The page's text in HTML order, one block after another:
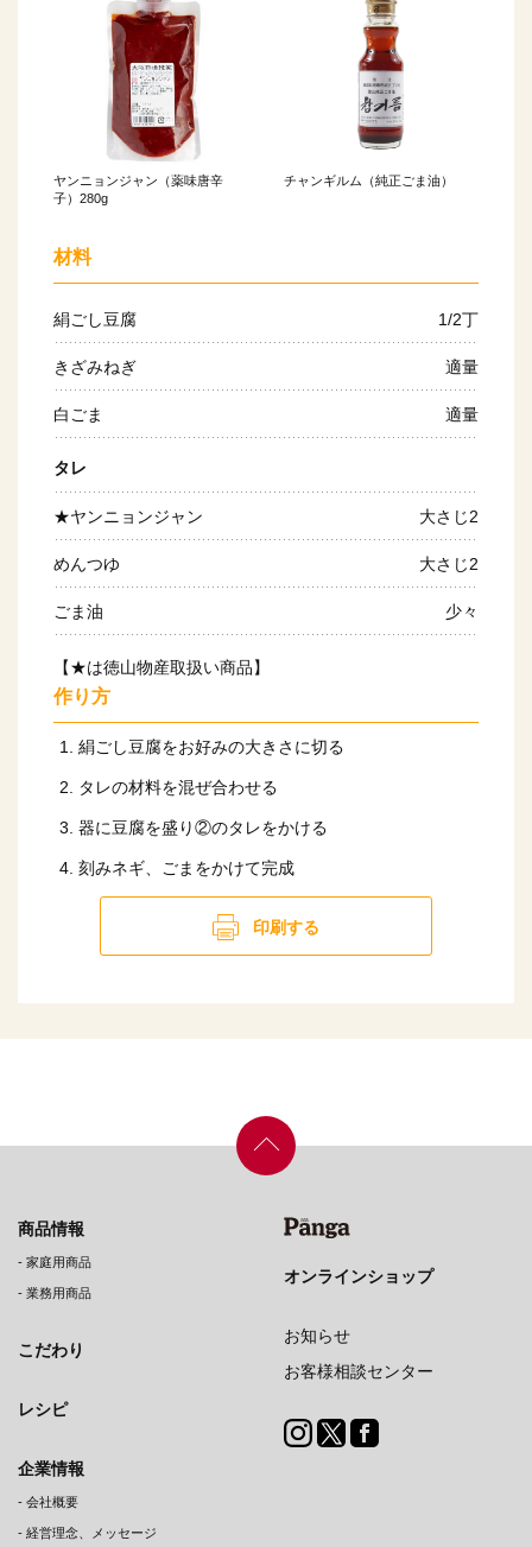
ヤンニョンジャン（薬味唐辛
子）280g
チャンギルム（純正ごま油）
材料
絹ごし豆腐 1/2丁
きざみねぎ 適量
白ごま 適量
タレ
★ヤンニョンジャン 大さじ2
めんつゆ 大さじ2
ごま油 少々
【★は徳山物産取扱い商品】
作り方
絹ごし豆腐をお好みの大きさに切る
タレの材料を混ぜ合わせる
器に豆腐を盛り②のタレをかける
刻みネギ、ごまをかけて完成
印刷する
商品情報
- 家庭用商品
- 業務用商品
こだわり
レシピ
企業情報
- 会社概要
- 経営理念、メッセージ
オンラインショップ
お知らせ
お客様相談センター